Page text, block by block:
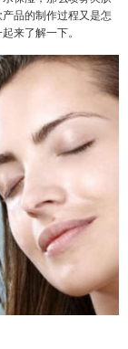
品的制作过程又是怎
来了解一下。